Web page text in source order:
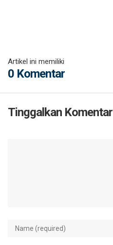
Artikel ini memiliki
0 Komentar
Tinggalkan Komentar